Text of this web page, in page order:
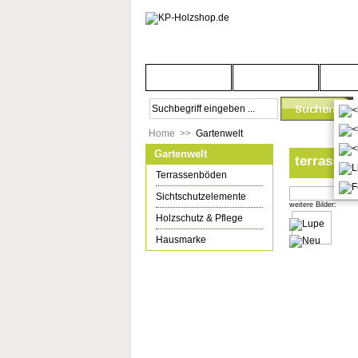
Home >> Gartenwelt
terrasso
weitere Bilder:
Gartenwelt
Terrassenböden
Sichtschutzelemente
Holzschutz & Pflege
Hausmarke